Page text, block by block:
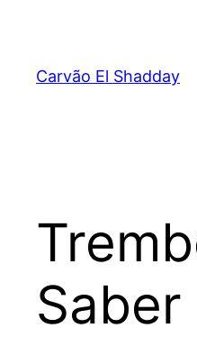
Carvão El Shadday
Saber